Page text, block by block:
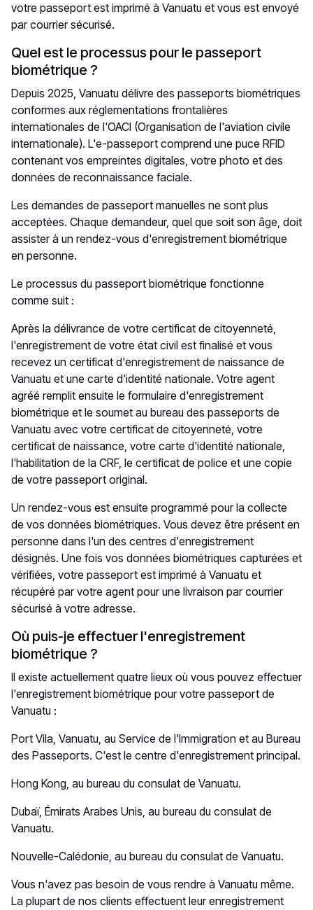
votre passeport est imprimé à Vanuatu et vous est envoyé
par courrier sécurisé.
Quel est le processus pour le passeport
biométrique ?
Depuis 2025, Vanuatu délivre des passeports biométriques
conformes aux réglementations frontalières
internationales de l'OACI (Organisation de l'aviation civile
internationale). L'e-passeport comprend une puce RFID
contenant vos empreintes digitales, votre photo et des
données de reconnaissance faciale.
Les demandes de passeport manuelles ne sont plus
acceptées. Chaque demandeur, quel que soit son âge, doit
assister à un rendez-vous d'enregistrement biométrique
en personne.
Le processus du passeport biométrique fonctionne
comme suit :
Après la délivrance de votre certificat de citoyenneté,
l'enregistrement de votre état civil est finalisé et vous
recevez un certificat d'enregistrement de naissance de
Vanuatu et une carte d'identité nationale. Votre agent
agréé remplit ensuite le formulaire d'enregistrement
biométrique et le soumet au bureau des passeports de
Vanuatu avec votre certificat de citoyenneté, votre
certificat de naissance, votre carte d'identité nationale,
l'habilitation de la CRF, le certificat de police et une copie
de votre passeport original.
Un rendez-vous est ensuite programmé pour la collecte
de vos données biométriques. Vous devez être présent en
personne dans l'un des centres d'enregistrement
désignés. Une fois vos données biométriques capturées et
vérifiées, votre passeport est imprimé à Vanuatu et
récupéré par votre agent pour une livraison par courrier
sécurisé à votre adresse.
Où puis-je effectuer l'enregistrement
biométrique ?
Il existe actuellement quatre lieux où vous pouvez effectuer
l'enregistrement biométrique pour votre passeport de
Vanuatu :
Port Vila, Vanuatu, au Service de l'Immigration et au Bureau
des Passeports. C'est le centre d'enregistrement principal.
Hong Kong, au bureau du consulat de Vanuatu.
Dubaï, Émirats Arabes Unis, au bureau du consulat de
Vanuatu.
Nouvelle-Calédonie, au bureau du consulat de Vanuatu.
Vous n'avez pas besoin de vous rendre à Vanuatu même.
La plupart de nos clients effectuent leur enregistrement